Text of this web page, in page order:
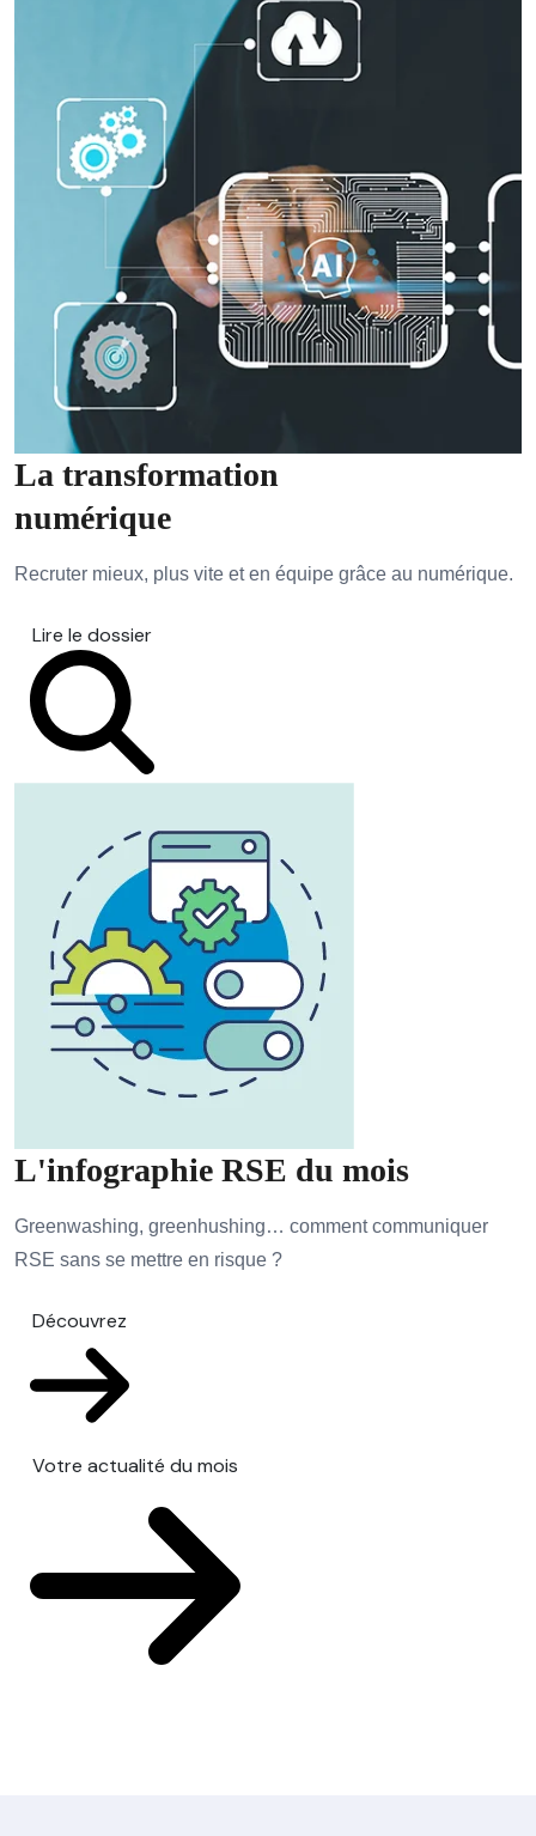
La transformation
numérique
Recruter mieux, plus vite et en équipe grâce au numérique.
Lire le dossier
L'infographie RSE du mois
Greenwashing, greenhushing… comment communiquer
RSE sans se mettre en risque ?
Découvrez
Votre actualité du mois